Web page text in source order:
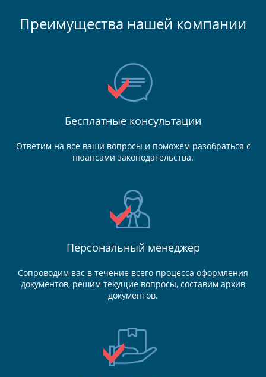
Преимущества нашей компании
Бесплатные консультации
Ответим на все ваши вопросы и поможем разобраться с
нюансами законодательства.
Персональный менеджер
Сопроводим вас в течение всего процесса оформления
документов, решим текущие вопросы, составим архив
документов.